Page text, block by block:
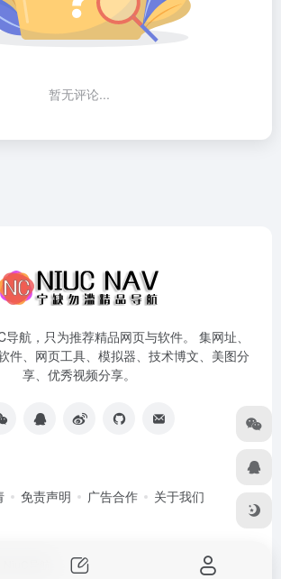
暂无评论...
导航，只为推荐精品网页与软件。 集网址、
件、网页工具、模拟器、技术博文、美图分
享、优秀视频分享。
免责声明 广告合作 关于我们